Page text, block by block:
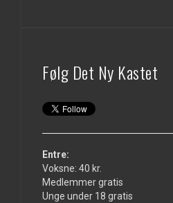
Følg Det Ny Kastet
Entre:
Voksne: 40 kr.
Medlemmer gratis
Unge under 18 gratis